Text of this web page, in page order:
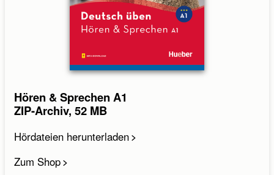
Hören & Sprechen A1
ZIP-Archiv, 52 MB
Hördateien herunterladen
Zum Shop